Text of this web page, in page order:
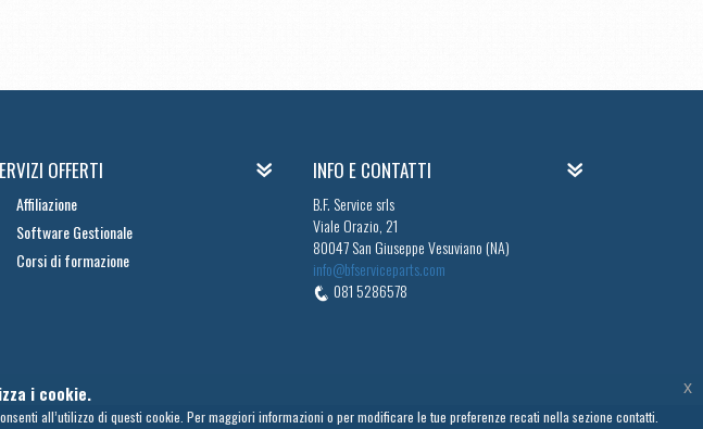
OFFERTI
Affiliazione
Software Gestionale
Corsi di formazione
INFO E CONTATTI
B.F. Service srls
Viale Orazio, 21
80047 San Giuseppe Vesuviano (NA)
info@bfserviceparts.com
081 5286578
i cookie.
all’utilizzo di questi cookie. Per maggiori informazioni o per modificare le tue preferenze recati nella sezione contatti.
x